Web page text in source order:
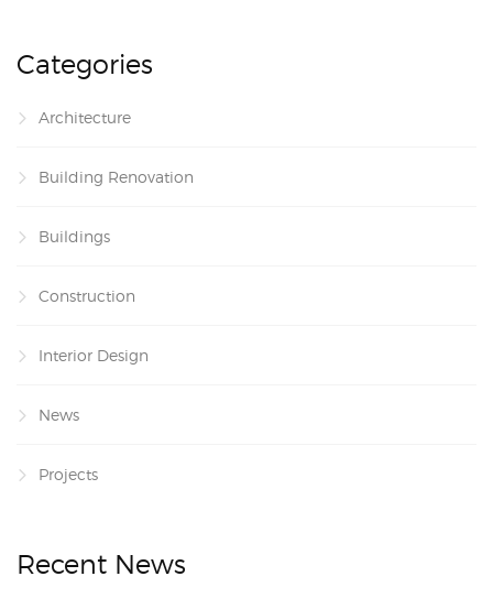
Categories
Architecture
Building Renovation
Buildings
Construction
Interior Design
News
Projects
Recent News